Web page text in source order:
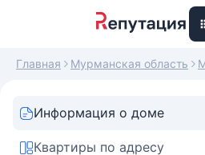
Главная Мурманская область
Информация о доме
Квартиры по адресу